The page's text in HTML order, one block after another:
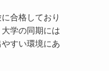
合格しており
学の同期には
すい環境にあ